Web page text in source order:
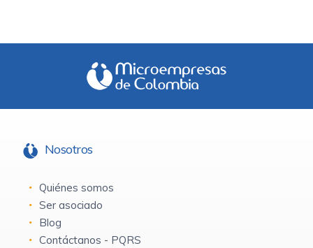
Nosotros
Quiénes somos
Ser asociado
Blog
Contáctanos - PQRS